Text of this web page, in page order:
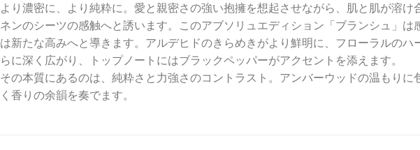
より濃密に、より純粋に。愛と親密さの強い抱擁を想起させながら、肌と肌が溶け
ネンのシーツの感触へと誘います。このアブソリュエディション「ブランシュ」は
は新たな高みへと導きます。アルデヒドのきらめきがより鮮明に、フローラルのハ
らに深く広がり、トップノートにはブラックペッパーがアクセントを添えます。
その本質にあるのは、純粋さと力強さのコントラスト。アンバーウッドの温もり
く香りの余韻を奏でます。